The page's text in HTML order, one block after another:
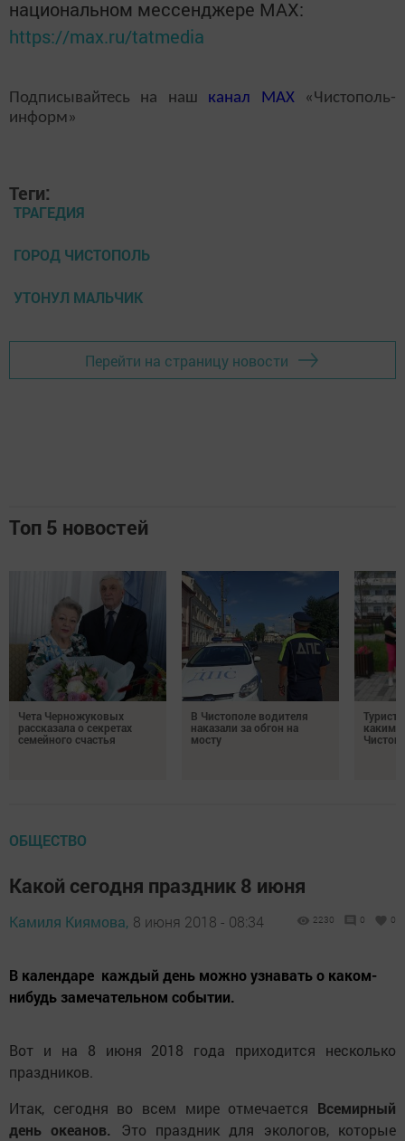
национальном мессенджере MАХ:
https://max.ru/tatmedia
Подписывайтесь на наш канал MAX«Чистополь-
информ»
Теги:
ТРАГЕДИЯ
ГОРОД ЧИСТОПОЛЬ
УТОНУЛ МАЛЬЧИК
Перейти на страницу новости
Топ 5 новостей
Чета Черножуковых
рассказала о секретах
семейного счастья
В Чистополе водителя
наказали за обгон на
мосту
каким
ОБЩЕСТВО
Какой сегодня праздник 8 июня
Камиля Киямова, 8 июня 2018 - 08:34 2230 0 0
В календаре каждый день можно узнавать о каком-
нибудь замечательном событии.
Вот и на 8 июня 2018 года приходится несколько
праздников.
Итак, сегодня во всем мире отмечается Всемирный
день океанов. Это праздник для экологов, которые